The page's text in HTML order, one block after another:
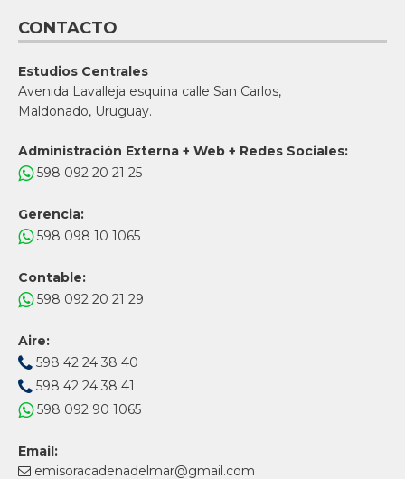
CONTACTO
Estudios Centrales
Avenida Lavalleja esquina calle San Carlos,
Maldonado, Uruguay.
Administración Externa + Web + Redes Sociales:
598 092 20 21 25
Gerencia:
598 098 10 1065
Contable:
598 092 20 21 29
Aire:
598 42 24 38 40
598 42 24 38 41
598 092 90 1065
Email:
emisoracadenadelmar@gmail.com